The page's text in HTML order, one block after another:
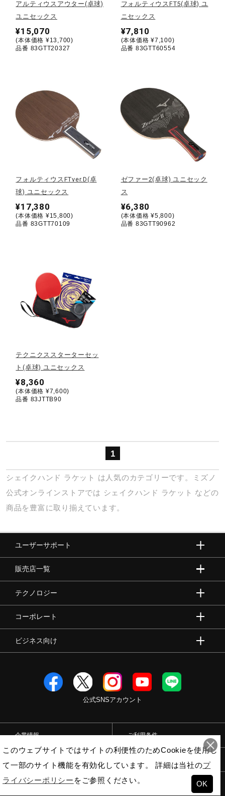
寝具／ミズノスリープ
サポーター
健康／エクササイズ
メディカル
セール
その他
サポート
直営店一覧
アルティウスアウター(卓球)
ユニセックス
¥15,070
(本体価格 ¥13,700)
品番 83GTT20327
フォルティウスFT5(卓球) ユ
ニセックス
¥7,810
(本体価格 ¥7,100)
品番 83GTT60554
フォルティウスFTver.D(卓
球) ユニセックス
¥17,380
(本体価格 ¥15,800)
品番 83GTT70109
ゼファー2(卓球) ユニセック
ス
¥6,380
(本体価格 ¥5,800)
品番 83GTT90962
テクニクススターターセッ
ト(卓球) ユニセックス
¥8,360
(本体価格 ¥7,600)
品番 83JTTB90
1
シェイクハンド ラケット
は人気のカテゴリーです。ミズノ
公式オンラインストアでは シェイクハンド ラケット などの
商品を豊富に取り揃えています。
ユーザーサポート
販売店一覧
テクノロジー
コーポレート
ビジネス向け
公式SNSアカウント
企業情報 ご利用条件
© Mizuno Corporation OK
このウェブサイトではサイトの利便性のためCookieを使用し
て一部のサイト機能を有効化しています。 詳細は当社のプ
ライバシーポリシー をご参照ください。